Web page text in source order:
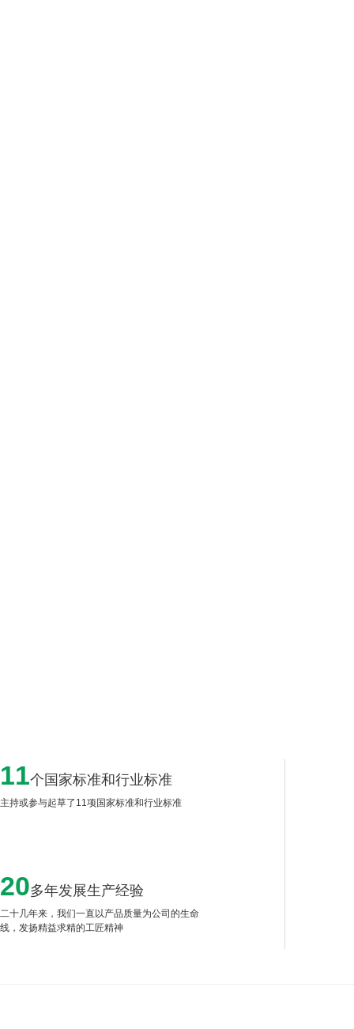
11个国家标准和行业标准
主持或参与起草了11项国家标准和行业标准
20多年发展生产经验
二十几年来，我们一直以产品质量为公司的生命
线，发扬精益求精的工匠精神